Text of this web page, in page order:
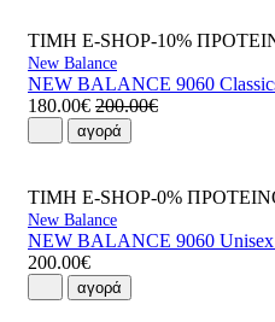
ΤΙΜΗ E-SHOP-10%
New Balance
NEW BALANCE 9060
180.00€ 200.00€
αγορά
ΤΙΜΗ E-SHOP-0%
New Balance
NEW BALANCE 9060 Unisex
200.00€
αγορά